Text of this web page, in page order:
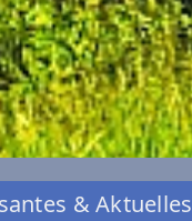
& Aktuelles